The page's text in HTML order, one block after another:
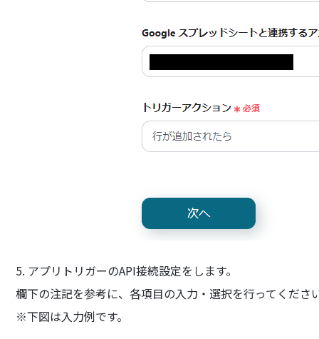
5. アプリトリガーのAPI接続設定をします。
欄下の注記を参考に、各項目の入力・選択を行ってくださ
※下図は入力例です。